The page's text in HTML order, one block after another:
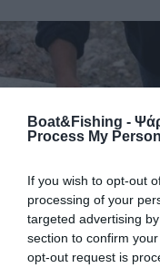
Boat&Fishing -
Process My
If you wish to opt-out
processing of your
targeted advertising
section to confirm
opt-out request is